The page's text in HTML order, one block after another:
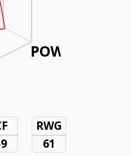
POW
RWG
61